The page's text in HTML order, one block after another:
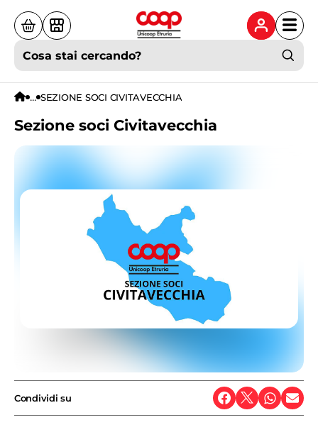
Cosa stai cercando?
... SEZIONE SOCI CIVITAVECCHIA
Sezione soci Civitavecchia
Condividi su